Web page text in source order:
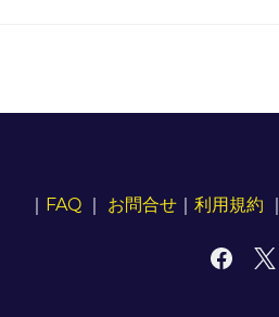
｜ FAQ｜ お問合せ｜ 利用規約 ｜